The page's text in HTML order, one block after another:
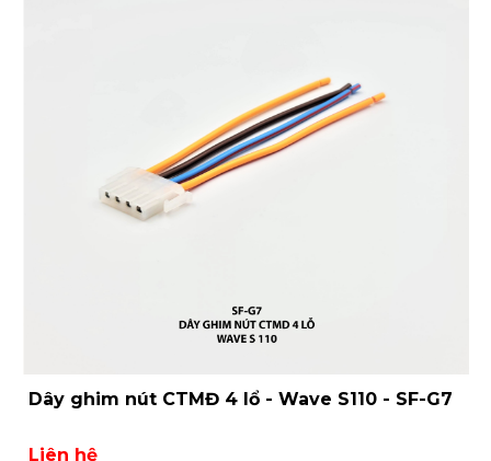
Dây ghim nút CTMĐ 4 lổ - Wave S110 - SF-G7
Liên hệ